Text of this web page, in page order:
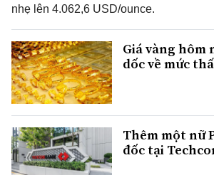
nhẹ lên 4.062,6 USD/ounce.
Giá vàng hôm
dốc về mức
Thêm một nữ
đốc tại